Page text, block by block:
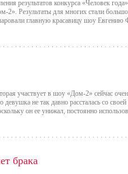
результатов конкурса «Человек
2». Результаты для многих стали
главную красавицу шоу Евгению
участвует в шоу «Дом-2» сейчас
девушка не так давно рассталась со
он ее унижал, постоянно
брака